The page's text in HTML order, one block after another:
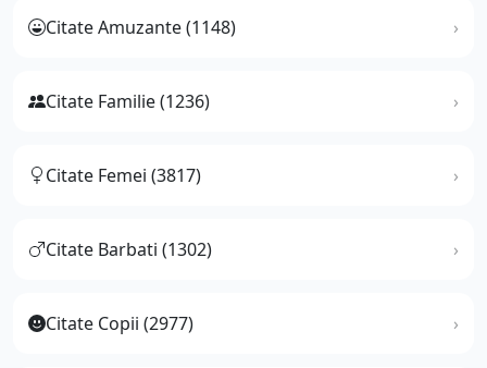
Citate Amuzante (1148)
Citate Familie (1236)
Citate Femei (3817)
Citate Barbati (1302)
Citate Copii (2977)